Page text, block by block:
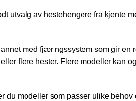
utvalg av hestehengere fra kjente
med fjæringssystem som gir en
flere hester. Flere modeller kan
du modeller som passer ulike behov